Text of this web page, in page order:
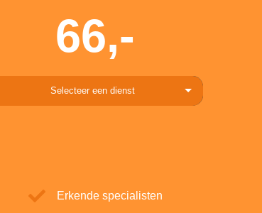
66,-
Selecteer een dienst
Erkende specialisten